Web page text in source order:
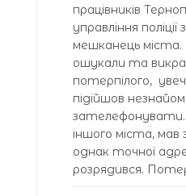
працівників
управління
мешканець міста.
ошукали та
потерпілого,
підійшов
зателефонувати.
іншого міста,
однак точної
розрядився.